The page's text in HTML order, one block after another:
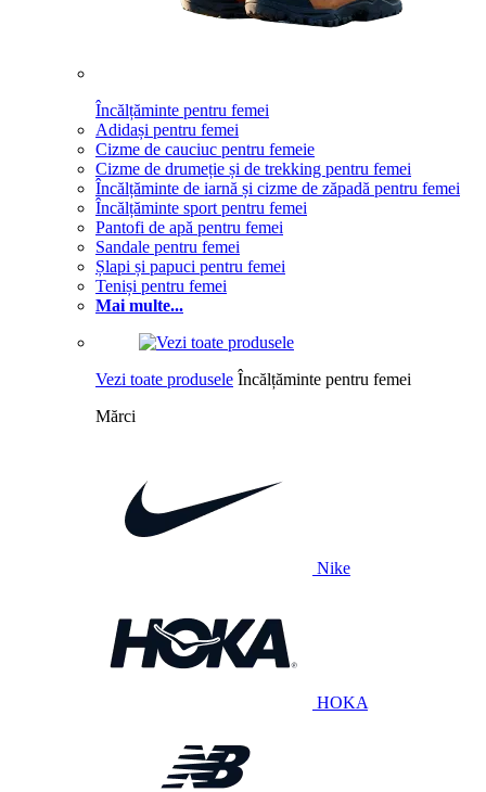
Încălțăminte pentru femei
Adidași pentru femei
Cizme de cauciuc pentru femeie
Cizme de drumeție și de trekking pentru femei
Încălțăminte de iarnă și cizme de zăpadă pentru femei
Încălțăminte sport pentru femei
Pantofi de apă pentru femei
Sandale pentru femei
Șlapi și papuci pentru femei
Teniși pentru femei
Mai multe...
Vezi toate produsele Încălțăminte pentru femei
Mărci
Nike
HOKA